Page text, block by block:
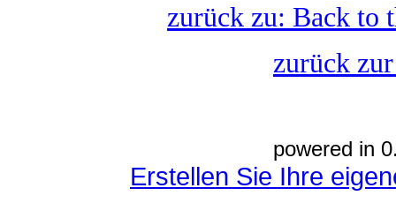
zurück zu: Back to
zurück
powered in
Erstellen Sie Ihre